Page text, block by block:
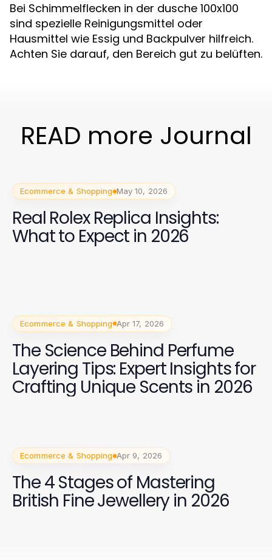
Bei Schimmelflecken in der dusche 100x100
sind spezielle Reinigungsmittel oder
Hausmittel wie Essig und Backpulver hilfreich.
Achten Sie darauf, den Bereich gut zu belüften.
READ more Journal
Ecommerce & Shopping May 10, 2026
Real Rolex Replica Insights:
What to Expect in 2026
Ecommerce & Shopping Apr 17, 2026
The Science Behind Perfume
Layering Tips: Expert Insights for
Crafting Unique Scents in 2026
Ecommerce & Shopping Apr 9, 2026
The 4 Stages of Mastering
British Fine Jewellery in 2026